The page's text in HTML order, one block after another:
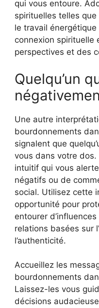
qui vous entoure.
spirituelles telles
le travail
connexion spirituelle
perspectives et des
Quelqu’un
Une autre
bourdonnements
signalent que
vous dans votre dos.
intuitif qui vous
négatifs ou de
social. Utilisez cette
opportunité pour
entourer
relations basées sur
l’authenticité.
Accueillez les
bourdonnements
Laissez-les vous
décisions